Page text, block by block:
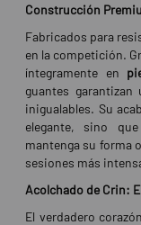
Construcción
Fabricados para
en la competición.
íntegramente en
guantes
inigualables. Su
elegante, sino
mantenga su forma
sesiones más
Acolchado de Crin:
El verdadero